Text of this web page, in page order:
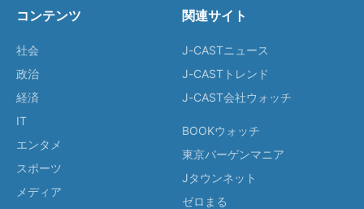
コンテンツ
社会
政治
経済
IT
エンタメ
スポーツ
メディア
関連サイト
J-CASTニュース
J-CASTトレンド
J-CAST会社ウォッチ
BOOKウォッチ
東京バーゲンマニア
Jタウンネット
ゼロまる